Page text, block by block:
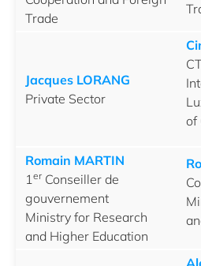
Trade
Jacques LORANG
Private Sector
of
Romain MARTIN
1er Conseiller de
gouvernement
Ministry for Research
and Higher Education